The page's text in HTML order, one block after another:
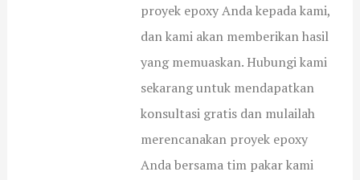
proyek epoxy Anda kepada kami,
dan kami akan memberikan hasil
yang memuaskan. Hubungi kami
sekarang untuk mendapatkan
konsultasi gratis dan mulailah
merencanakan proyek epoxy
Anda bersama tim pakar kami